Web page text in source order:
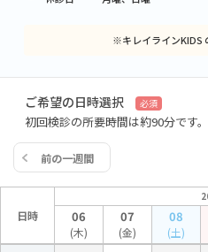
※キレイラインKIDS
ご希望の日時選択 必須
初回検診の所要時間は約90分です。
前の一週間
日時 06
(木)
07
(金)
08
(土)